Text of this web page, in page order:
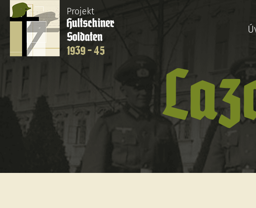
Projekt
Hultschiner
Soldaten
1939 - 45